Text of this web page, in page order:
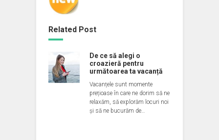
Related Post
De ce să alegi o
croazieră pentru
următoarea ta vacanță
Vacanțele sunt momente
prețioase în care ne dorim să ne
relaxăm, să explorăm locuri noi
și să ne bucurăm de…